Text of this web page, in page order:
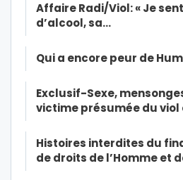
Affaire Radi/Viol: « Je
d’alcool, sa…
Qui a encore peur de
Exclusif-Sexe,
victime présumée du
Histoires interdites du
de droits de l’Homme et